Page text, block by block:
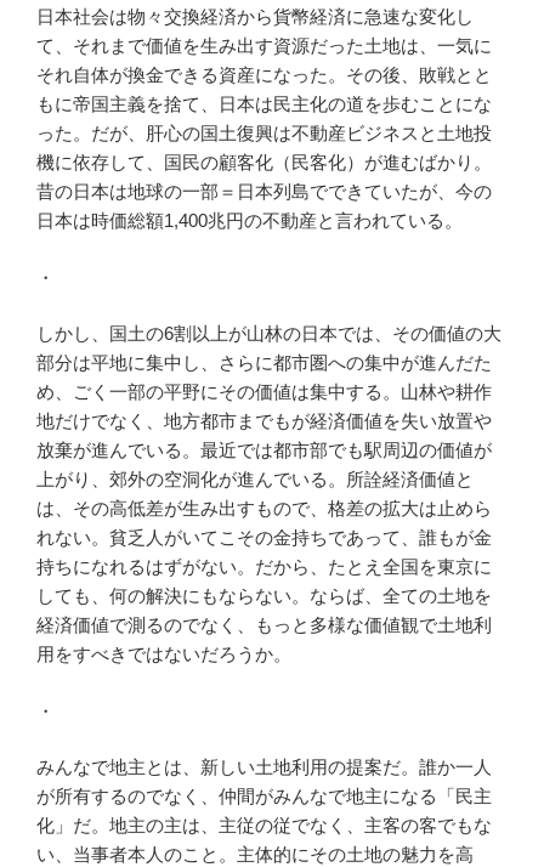
日本社会は物々交換経済から貨幣経済に急速な変化し
て、それまで価値を生み出す資源だった土地は、一気に
それ自体が換金できる資産になった。その後、敗戦とと
もに帝国主義を捨て、日本は民主化の道を歩むことにな
った。だが、肝心の国土復興は不動産ビジネスと土地投
機に依存して、国民の顧客化（民客化）が進むばかり。
昔の日本は地球の一部＝日本列島でできていたが、今の
日本は時価総額1,400兆円の不動産と言われている。
・
しかし、国土の6割以上が山林の日本では、その価値の大
部分は平地に集中し、さらに都市圏への集中が進んだた
め、ごく一部の平野にその価値は集中する。山林や耕作
地だけでなく、地方都市までもが経済価値を失い放置や
放棄が進んでいる。最近では都市部でも駅周辺の価値が
上がり、郊外の空洞化が進んでいる。所詮経済価値と
は、その高低差が生み出すもので、格差の拡大は止めら
れない。貧乏人がいてこその金持ちであって、誰もが金
持ちになれるはずがない。だから、たとえ全国を東京に
しても、何の解決にもならない。ならば、全ての土地を
経済価値で測るのでなく、もっと多様な価値観で土地利
用をすべきではないだろうか。
・
みんなで地主とは、新しい土地利用の提案だ。誰か一人
が所有するのでなく、仲間がみんなで地主になる「民主
化」だ。地主の主は、主従の従でなく、主客の客でもな
い、当事者本人のこと。主体的にその土地の魅力を高